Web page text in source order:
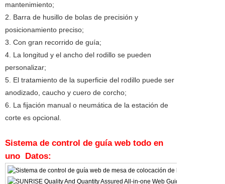
mantenimiento;
2. Barra de husillo de bolas de precisión y
posicionamiento preciso;
3. Con gran recorrido de guía;
4. La longitud y el ancho del rodillo se pueden
personalizar;
5. El tratamiento de la superficie del rodillo puede ser
anodizado, caucho y cuero de corcho;
6. La fijación manual o neumática de la estación de
corte es opcional.
Sistema de control de guía web todo en
uno Datos: